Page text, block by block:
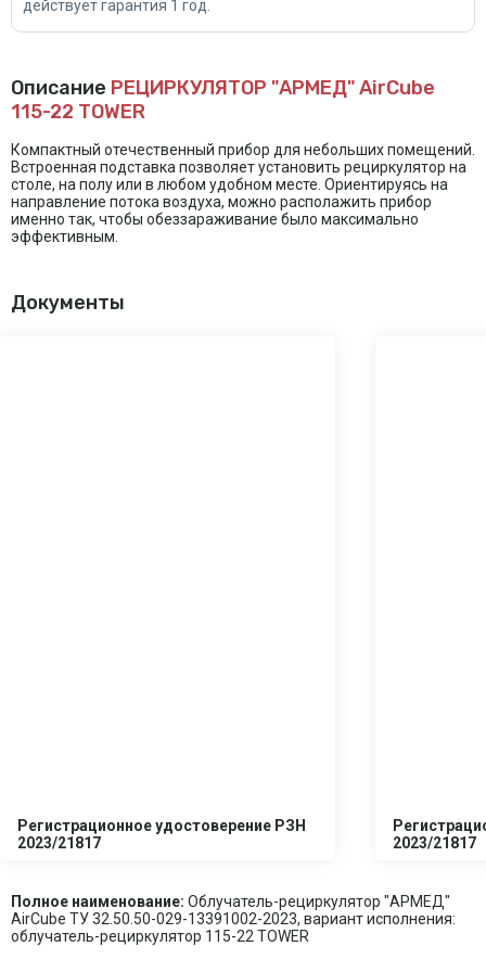
действует гарантия 1 год.
Описание РЕЦИРКУЛЯТОР "АРМЕД" AirCube
115-22 TOWER
Компактный отечественный прибор для небольших помещений.
Встроенная подставка позволяет установить рециркулятор на
столе, на полу или в любом удобном месте. Ориентируясь на
направление потока воздуха, можно располажить прибор
именно так, чтобы обеззараживание было максимально
эффективным.
Документы
Регистрационное удостоверение РЗН
2023/21817
2023/21817
Полное наименование: Облучатель-рециркулятор "АРМЕД"
AirCube ТУ 32.50.50-029-13391002-2023, вариант исполнения:
облучатель-рециркулятор 115-22 TOWER